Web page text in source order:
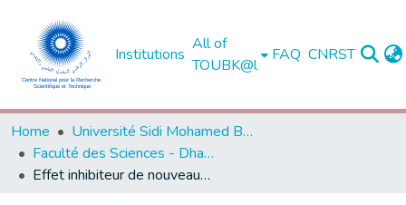
Institutions
All of
TOUBK@l
FAQ CNRST
Home
Université Sidi Mohamed Ben Abdellah de Fès
Faculté des Sciences - Dhar El Mahraz - Fès
Effet inhibiteur de nouveaux dérivés d'acétohydrazide contre la corrosion d'un acier doux dans HC1 1M : Etude expérimentale, théorique et étude QSAR